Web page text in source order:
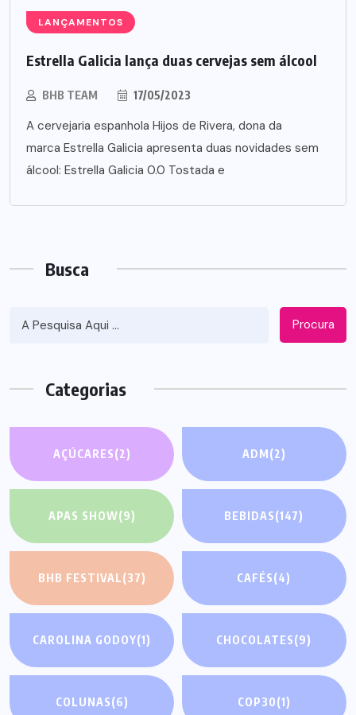
LANÇAMENTOS
Estrella Galicia lança duas cervejas sem álcool
BHB TEAM 17/05/2023
A cervejaria espanhola Hijos de Rivera, dona da
marca Estrella Galicia apresenta duas novidades sem
álcool: Estrella Galicia 0.0 Tostada e
Busca
Procura
Categorias
AÇÚCARES(2) ADM(2)
APAS SHOW(9) BEBIDAS(147)
BHB FESTIVAL(37) CAFÉS(4)
CAROLINA GODOY(1) CHOCOLATES(9)
COLUNAS(6) COP30(1)